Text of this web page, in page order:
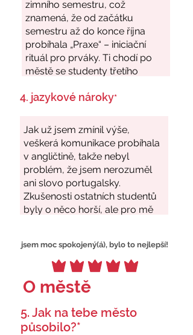
4. jazykové nároky*
jsem moc spokojený(á), bylo to nejlepší!
O městě
5. Jak na tebe město
působilo?*